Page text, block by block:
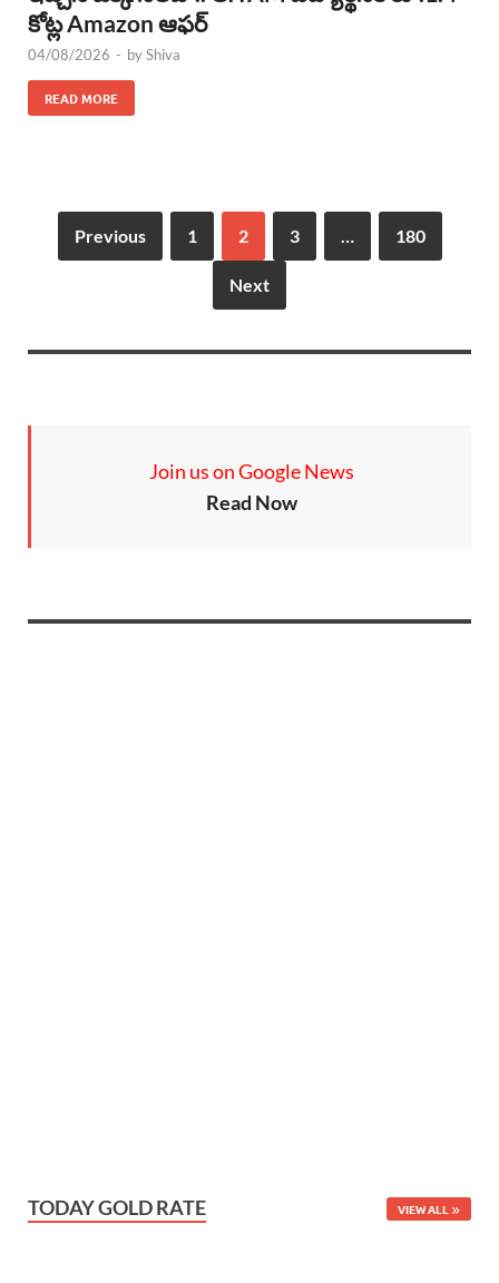
కోట్ల Amazon ఆఫర్
04/08/2026 - byShiva
READ MORE
Previous 1 2 3 180
Next
Join us on Google News
Read Now
TODAY GOLD RATE VIEW ALL